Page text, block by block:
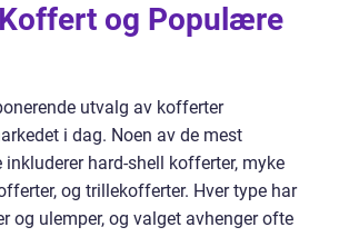
og Populære
utvalg av kofferter
i dag. Noen av de mest
hard-shell kofferter, myke
og trillekofferter. Hver type har
og ulemper, og valget avhenger ofte